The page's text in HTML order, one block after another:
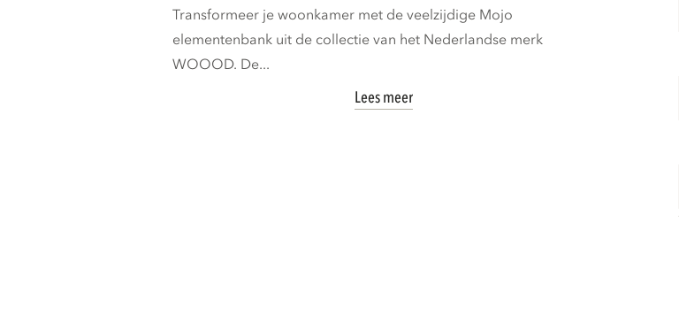
Transformeer je woonkamer met de veelzijdige Mojo
elementenbank uit de collectie van het Nederlandse merk
WOOOD. De...
Lees meer